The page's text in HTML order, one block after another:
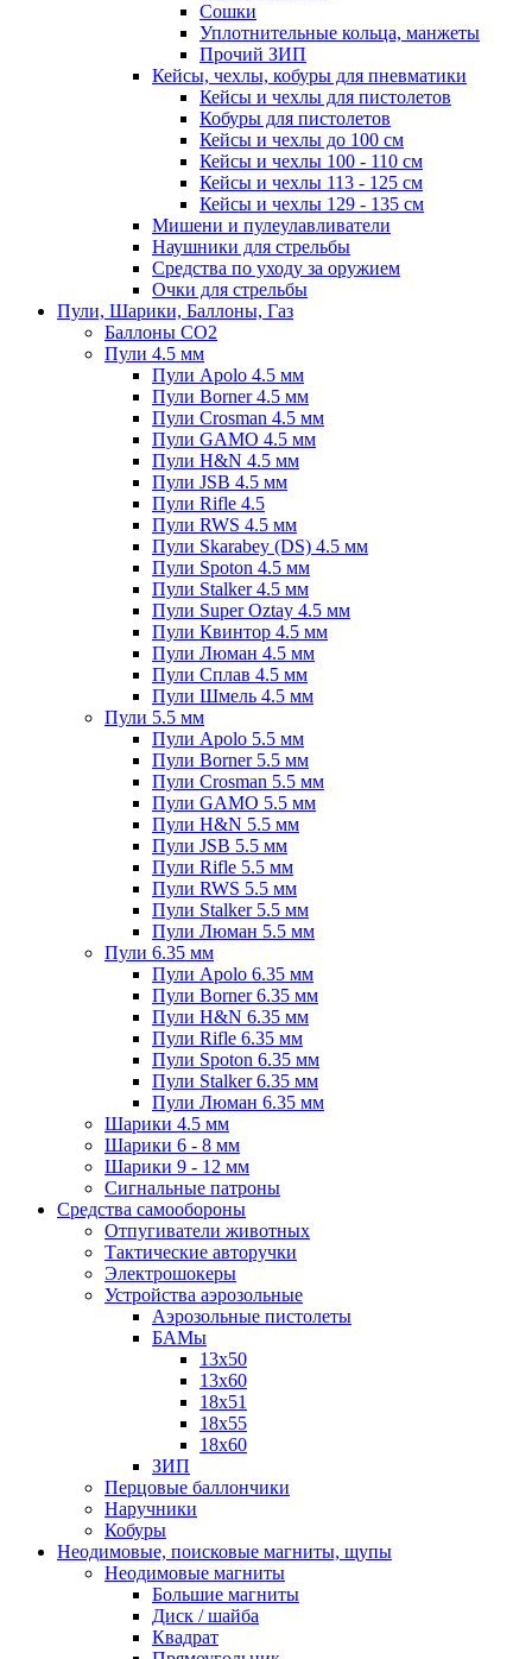
Сошки
Уплотнительные кольца, манжеты
Прочий ЗИП
Кейсы, чехлы, кобуры для пневматики
Кейсы и чехлы для пистолетов
Кобуры для пистолетов
Кейсы и чехлы до 100 см
Кейсы и чехлы 100 - 110 см
Кейсы и чехлы 113 - 125 см
Кейсы и чехлы 129 - 135 см
Мишени и пулеулавливатели
Наушники для стрельбы
Средства по уходу за оружием
Очки для стрельбы
Пули, Шарики, Баллоны, Газ
Баллоны CO2
Пули 4.5 мм
Пули Apolo 4.5 мм
Пули Borner 4.5 мм
Пули Crosman 4.5 мм
Пули GAMO 4.5 мм
Пули H&N 4.5 мм
Пули JSB 4.5 мм
Пули Rifle 4.5
Пули RWS 4.5 мм
Пули Skarabey (DS) 4.5 мм
Пули Spoton 4.5 мм
Пули Stalker 4.5 мм
Пули Super Oztay 4.5 мм
Пули Квинтор 4.5 мм
Пули Люман 4.5 мм
Пули Сплав 4.5 мм
Пули Шмель 4.5 мм
Пули 5.5 мм
Пули Apolo 5.5 мм
Пули Borner 5.5 мм
Пули Crosman 5.5 мм
Пули GAMO 5.5 мм
Пули H&N 5.5 мм
Пули JSB 5.5 мм
Пули Rifle 5.5 мм
Пули RWS 5.5 мм
Пули Stalker 5.5 мм
Пули Люман 5.5 мм
Пули 6.35 мм
Пули Apolo 6.35 мм
Пули Borner 6.35 мм
Пули H&N 6.35 мм
Пули Rifle 6.35 мм
Пули Spoton 6.35 мм
Пули Stalker 6.35 мм
Пули Люман 6.35 мм
Шарики 4.5 мм
Шарики 6 - 8 мм
Шарики 9 - 12 мм
Сигнальные патроны
Средства самообороны
Отпугиватели животных
Тактические авторучки
Электрошокеры
Устройства аэрозольные
Аэрозольные пистолеты
БАМы
13х50
13х60
18х51
18х55
18х60
ЗИП
Перцовые баллончики
Наручники
Кобуры
Неодимовые, поисковые магниты, щупы
Неодимовые магниты
Большие магниты
Диск / шайба
Квадрат